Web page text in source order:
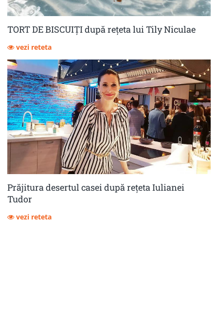
TORT DE BISCUIȚI după rețeta lui Tily Niculae
vezi reteta
Prăjitura desertul casei după rețeta Iulianei
Tudor
vezi reteta